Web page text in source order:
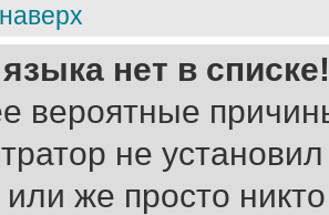
нет в списке!
вероятные
не
же просто